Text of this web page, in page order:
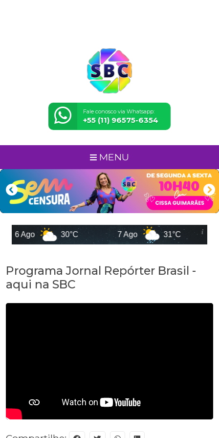
Fale conosco via Whatsapp:
+55 (11) 96575-6354
MENU
6 Ago 30°C 7 Ago 31°C
Programa Jornal Repórter Brasil -
aqui na SBC